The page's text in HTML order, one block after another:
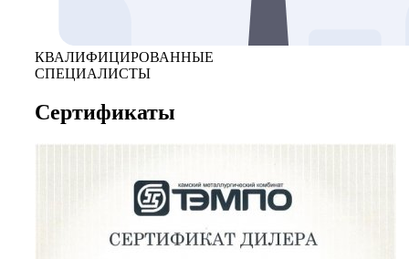
КВАЛИФИЦИРОВАННЫЕ
СПЕЦИАЛИСТЫ
Сертификаты